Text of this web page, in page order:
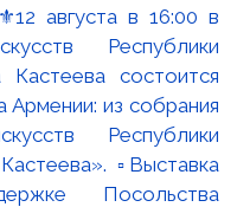
августа в 16:00 в
Республики
состоится
Армении: из собрания
Республики
▫️Выставка
Посольства